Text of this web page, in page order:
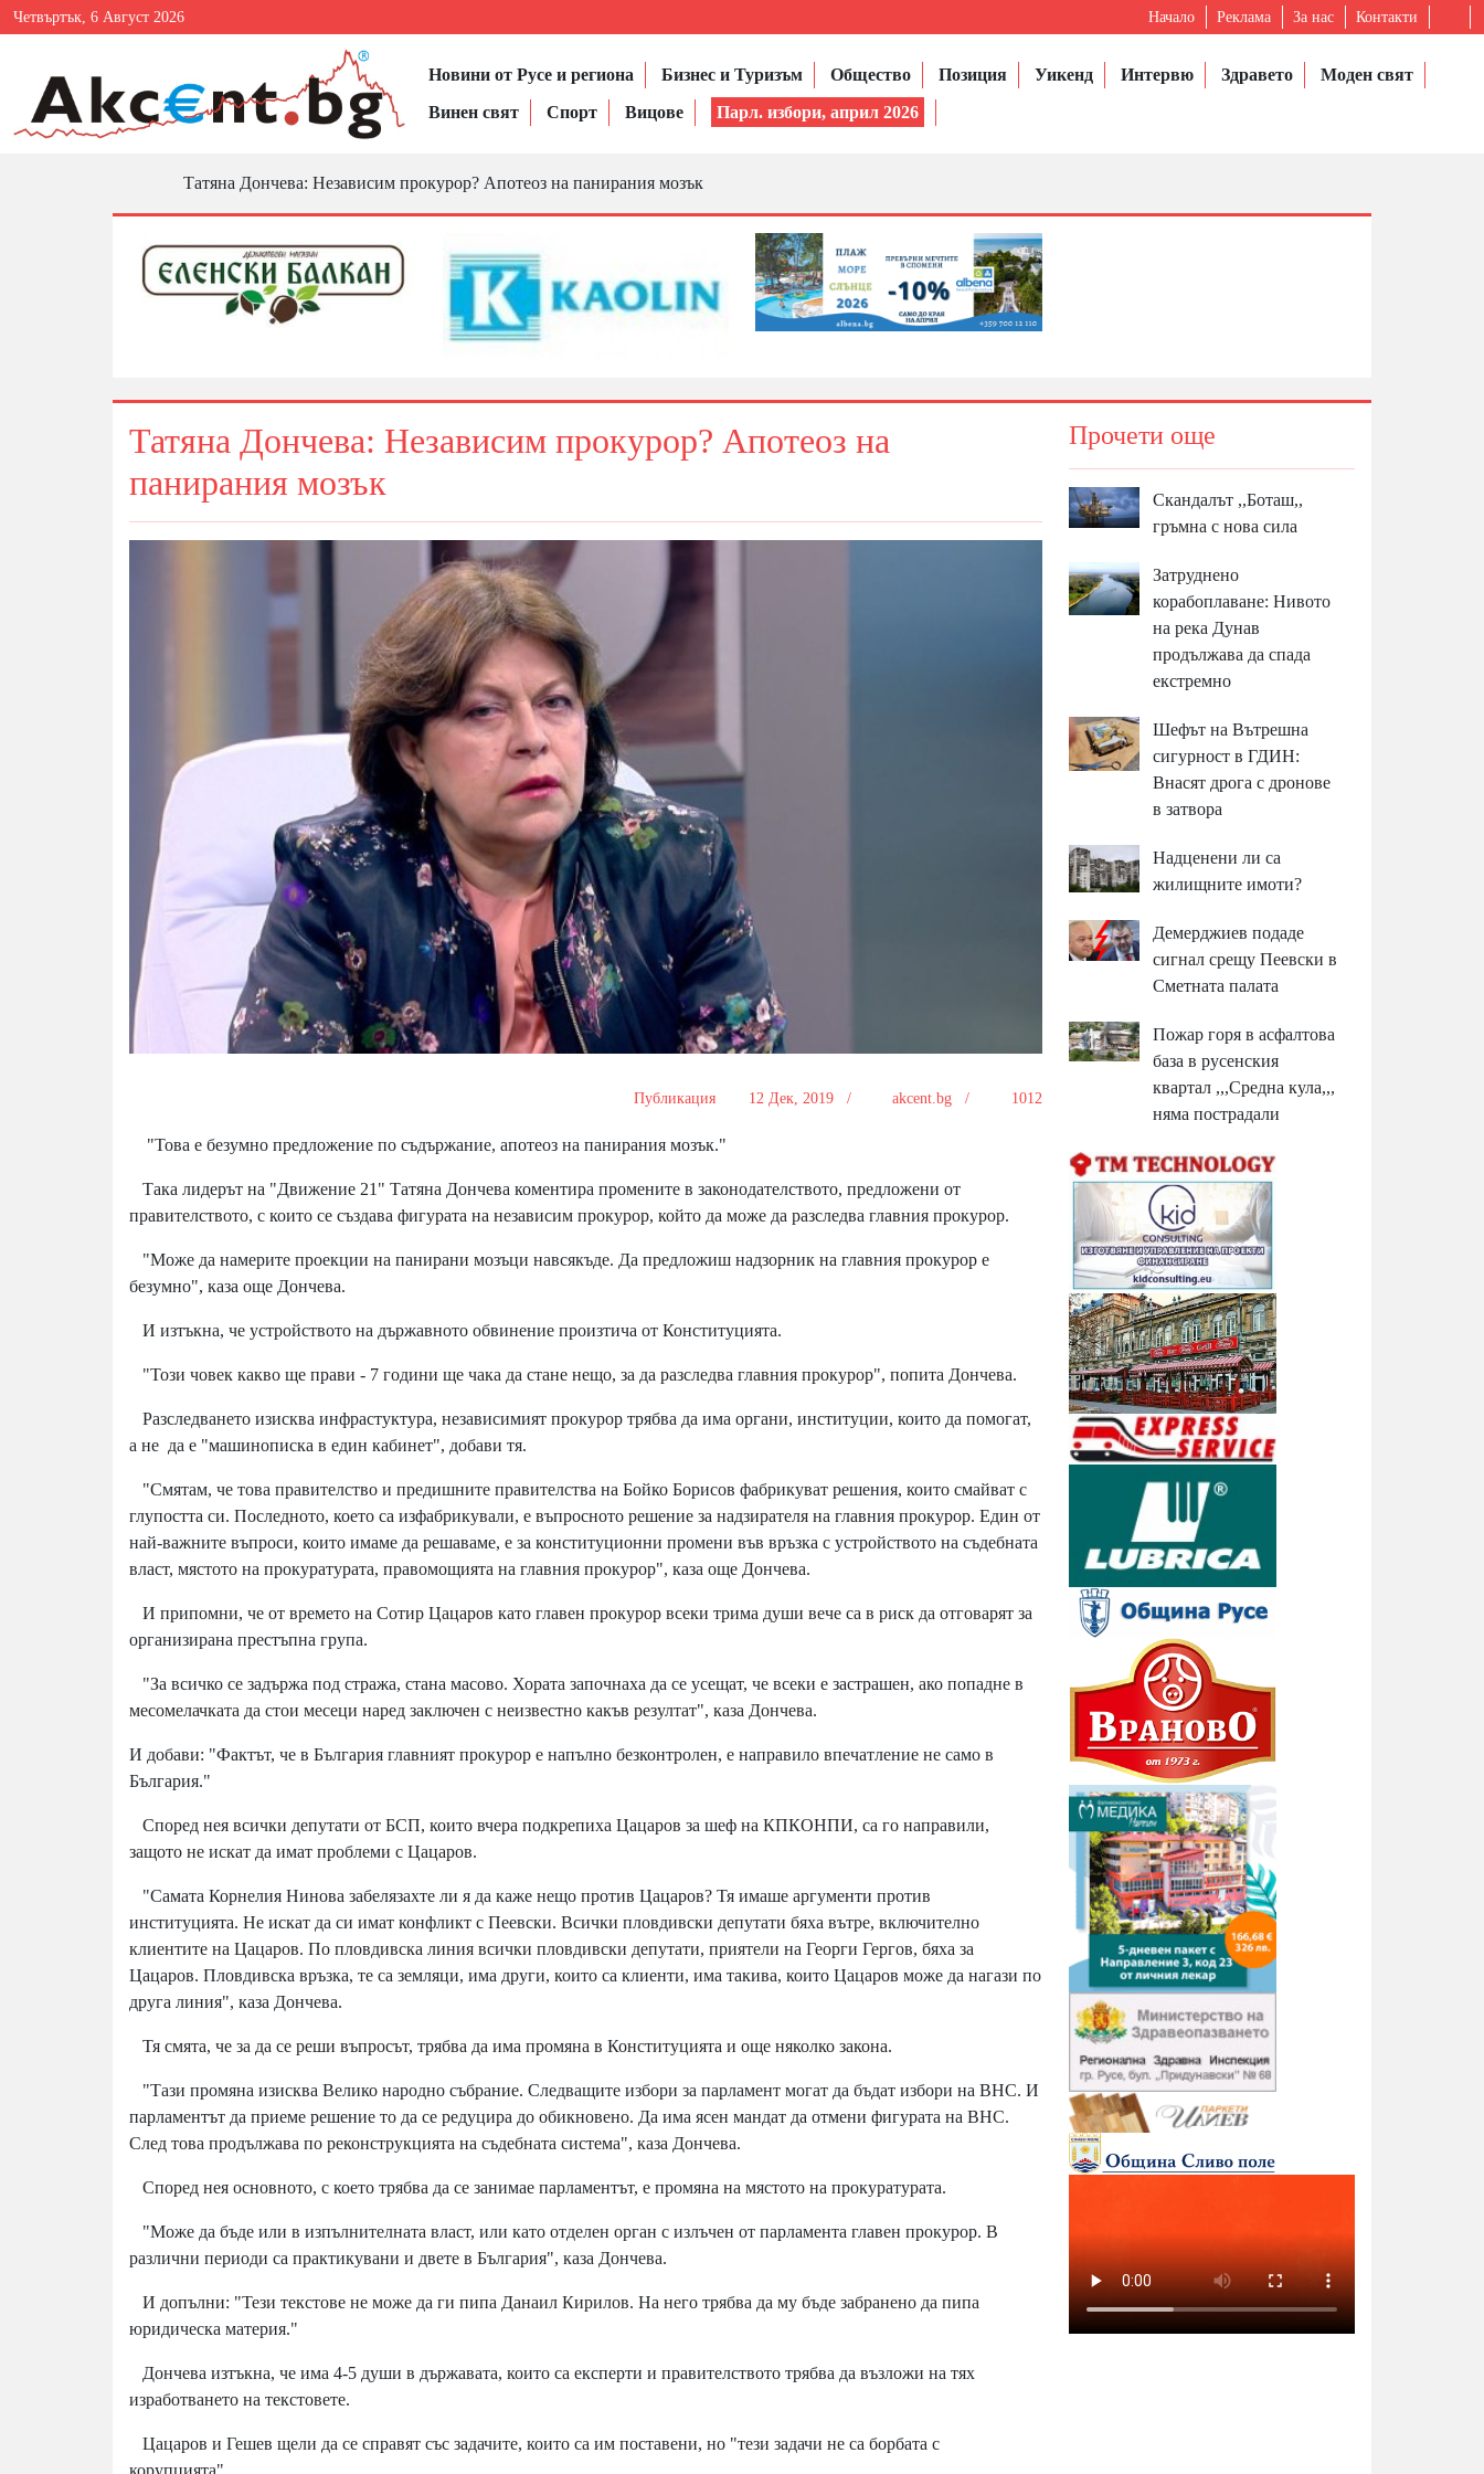
Четвъртък, 6 Август 2026 Начало Реклама За нас Контакти
Новини от Русе и региона Бизнес и Туризъм Общество Позиция Уикенд Интервю Здравето
Моден свят
Винен свят
Спорт Вицове Парл. избори, април 2026
Татяна Дончева: Независим прокурор? Апотеоз на панирания мозък
Татяна Дончева: Независим прокурор? Апотеоз на
панирания мозък
Публикация 12 Дек, 2019 / akcent.bg / 1012
"Това е безумно предложение по съдържание, апотеоз на панирания мозък."
Така лидерът на "Движение 21" Татяна Дончева коментира промените в законодателството, предложени от
правителството, с които се създава фигурата на независим прокурор, който да може да разследва главния прокурор.
"Може да намерите проекции на панирани мозъци навсякъде. Да предложиш надзорник на главния прокурор е
безумно", каза още Дончева.
И изтъкна, че устройството на държавното обвинение произтича от Конституцията.
"Този човек какво ще прави - 7 години ще чака да стане нещо, за да разследва главния прокурор", попита Дончева.
Разследването изисква инфрастуктура, независимият прокурор трябва да има органи, институции, които да помогат,
а не да е "машинописка в един кабинет", добави тя.
"Смятам, че това правителство и предишните правителства на Бойко Борисов фабрикуват решения, които смайват с
глупостта си. Последното, което са изфабрикували, е въпросното решение за надзирателя на главния прокурор. Един от
най-важните въпроси, които имаме да решаваме, е за конституционни промени във връзка с устройството на съдебната
власт, мястото на прокуратурата, правомощията на главния прокурор", каза още Дончева.
И припомни, че от времето на Сотир Цацаров като главен прокурор всеки трима души вече са в риск да отговарят за
организирана престъпна група.
"За всичко се задържа под стража, стана масово. Хората започнаха да се усещат, че всеки е застрашен, ако попадне в
месомелачката да стои месеци наред заключен с неизвестно какъв резултат", каза Дончева.
И добави: "Фактът, че в България главният прокурор е напълно безконтролен, е направило впечатление не само в
България."
Според нея всички депутати от БСП, които вчера подкрепиха Цацаров за шеф на КПКОНПИ, са го направили,
защото не искат да имат проблеми с Цацаров.
"Самата Корнелия Нинова забелязахте ли я да каже нещо против Цацаров? Тя имаше аргументи против
институцията. Не искат да си имат конфликт с Пеевски. Всички пловдивски депутати бяха вътре, включително
клиентите на Цацаров. По пловдивска линия всички пловдивски депутати, приятели на Георги Гергов, бяха за
Цацаров. Пловдивска връзка, те са земляци, има други, които са клиенти, има такива, които Цацаров може да нагази по
друга линия", каза Дончева.
Тя смята, че за да се реши въпросът, трябва да има промяна в Конституцията и още няколко закона.
"Тази промяна изисква Велико народно събрание. Следващите избори за парламент могат да бъдат избори на ВНС. И
парламентът да приеме решение то да се редуцира до обикновено. Да има ясен мандат да отмени фигурата на ВНС.
След това продължава по реконструкцията на съдебната система", каза Дончева.
Според нея основното, с което трябва да се занимае парламентът, е промяна на мястото на прокуратурата.
"Може да бъде или в изпълнителната власт, или като отделен орган с излъчен от парламента главен прокурор. В
различни периоди са практикувани и двете в България", каза Дончева.
И допълни: "Тези текстове не може да ги пипа Данаил Кирилов. На него трябва да му бъде забранено да пипа
юридическа материя."
Дончева изтъкна, че има 4-5 души в държавата, които са експерти и правителството трябва да възложи на тях
изработването на текстовете.
Цацаров и Гешев щели да се справят със задачите, които са им поставени, но "тези задачи не са борбата с
корупцията".
Прочети още
Скандалът ,,Боташ,,
гръмна с нова сила
Затруднено
корабоплаване: Нивото
на река Дунав
продължава да спада
екстремно
Шефът на Вътрешна
сигурност в ГДИН:
Внасят дрога с дронове
в затвора
Надценени ли са
жилищните имоти?
Демерджиев подаде
сигнал срещу Пеевски в
Сметната палата
Пожар горя в асфалтова
база в русенския
квартал ,,,Средна кула,,,
няма пострадали